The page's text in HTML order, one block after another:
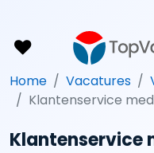
Home Vacatures
Klantenservice
Klantenservice